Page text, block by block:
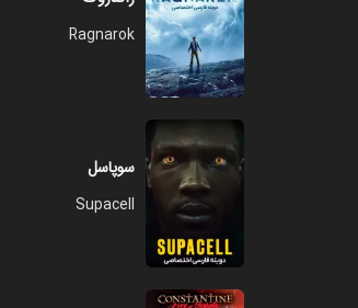
Ragnarok
سوپاسل
Supacell